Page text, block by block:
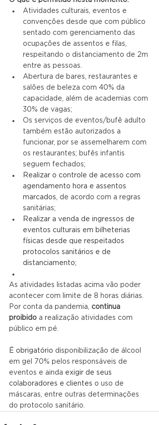
Atividades culturais, eventos e
convenções desde que com público
sentado com gerenciamento das
ocupações de assentos e filas,
respeitando o distanciamento de 2m
entre as pessoas.
Abertura de bares, restaurantes e
salões de beleza com 40% da
capacidade, além de academias com
30% de vagas;
Os serviços de eventos/bufê adulto
também estão autorizados a
funcionar, por se assemelharem com
os restaurantes; bufês infantis
seguem fechados;
Realizar o controle de acesso com
agendamento hora e assentos
marcados , de acordo com a regras
sanitárias;
Realizar a venda de ingressos de
eventos culturais em bilheterias
físicas desde que respeitados
protocolos sanitários e de
distanciamento;
As atividades listadas acima vão poder
acontecer com limite de 8 horas diárias.
Por conta da pandemia, continua
proibido a realização atividades com
público em pé.
É obrigatório disponibilização de álcool
em gel 70% pelos responsáveis de
eventos e ainda exigir de seus
colaboradores e clientes o uso de
máscaras, entre outras determinações
do protocolo sanitário.